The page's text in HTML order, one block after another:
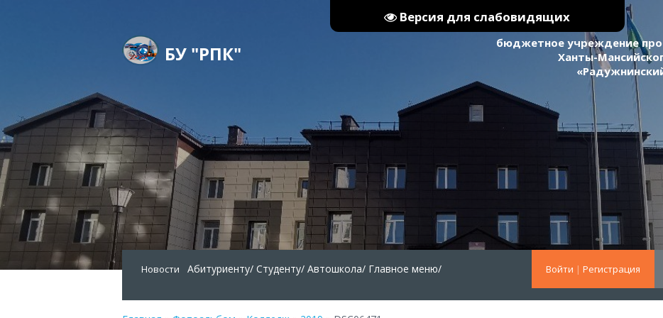
Версия для слабовидящих
БУ "РПК"
бюджетное учреждение
Ханты-
Войти | Регистрация
Новости Абитуриенту/ Студенту/ Автошкола/ Главное меню/